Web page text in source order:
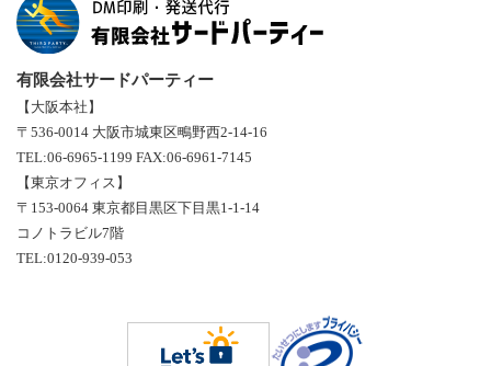
有限会社サードパーティー
【大阪本社】
〒536-0014 大阪市城東区鴫野西2-14-16
TEL:06-6965-1199 FAX:06-6961-7145
【東京オフィス】
〒153-0064 東京都目黒区下目黒1-1-14
コノトラビル7階
TEL:0120-939-053